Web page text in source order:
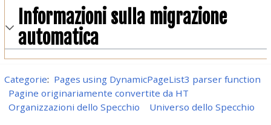
Informazioni sulla migrazione
automatica
Categorie: Pages using DynamicPageList3 parser function
Pagine originariamente convertite da HT
Organizzazioni dello Specchio
Universo dello Specchio